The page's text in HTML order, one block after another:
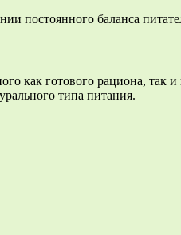
постоянного баланса
как готового рациона, так
типа питания.